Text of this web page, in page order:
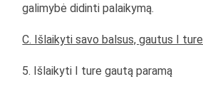
galimybė didinti palaikymą.
C. Išlaikyti savo balsus, gautus I ture
5. Išlaikyti I ture gautą paramą